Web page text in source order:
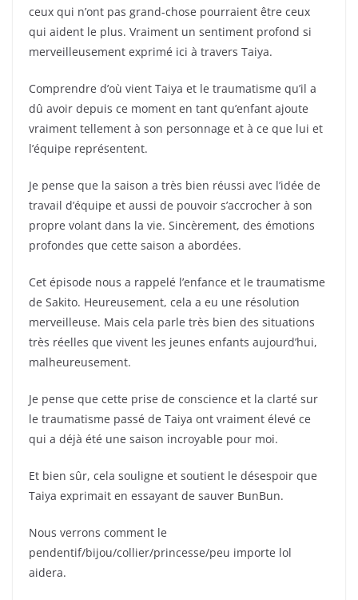
ceux qui n’ont pas grand-chose pourraient être ceux
qui aident le plus. Vraiment un sentiment profond si
merveilleusement exprimé ici à travers Taiya.
Comprendre d’où vient Taiya et le traumatisme qu’il a
dû avoir depuis ce moment en tant qu’enfant ajoute
vraiment tellement à son personnage et à ce que lui et
l’équipe représentent.
Je pense que la saison a très bien réussi avec l’idée de
travail d’équipe et aussi de pouvoir s’accrocher à son
propre volant dans la vie. Sincèrement, des émotions
profondes que cette saison a abordées.
Cet épisode nous a rappelé l’enfance et le traumatisme
de Sakito. Heureusement, cela a eu une résolution
merveilleuse. Mais cela parle très bien des situations
très réelles que vivent les jeunes enfants aujourd’hui,
malheureusement.
Je pense que cette prise de conscience et la clarté sur
le traumatisme passé de Taiya ont vraiment élevé ce
qui a déjà été une saison incroyable pour moi.
Et bien sûr, cela souligne et soutient le désespoir que
Taiya exprimait en essayant de sauver BunBun.
Nous verrons comment le
pendentif/bijou/collier/princesse/peu importe lol
aidera.